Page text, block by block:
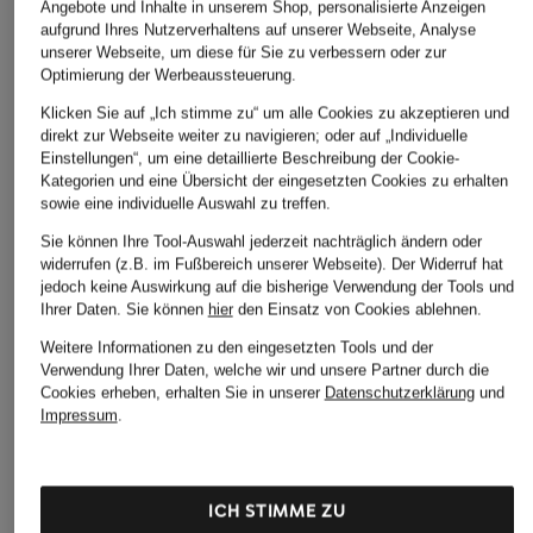
PLANET
CHF 119
CHF 159
Ursprünglich:CHF 179
CHAMONIX 3
CHF 85
Weitere Kategorien
Abendkleider
Anzüge für Herren
Bikinis für Damen
Kleider
Lederjacken für Damen
Leinenhosen für Herren
Angebote und Inhalte in unserem Shop, personalisierte Anzeigen
aufgrund Ihres Nutzerverhaltens auf unserer Webseite, Analyse
unserer Webseite, um diese für Sie zu verbessern oder zur
Optimierung der Werbeaussteuerung.
Klicken Sie auf „Ich stimme zu“ um alle Cookies zu akzeptieren und
direkt zur Webseite weiter zu navigieren; oder auf „Individuelle
Einstellungen“, um eine detaillierte Beschreibung der Cookie-
Kategorien und eine Übersicht der eingesetzten Cookies zu erhalten
sowie eine individuelle Auswahl zu treffen.
Sie können Ihre Tool-Auswahl jederzeit nachträglich ändern oder
widerrufen (z.B. im Fußbereich unserer Webseite). Der Widerruf hat
jedoch keine Auswirkung auf die bisherige Verwendung der Tools und
Ihrer Daten. Sie können hierden Einsatz von Cookies ablehnen.
Weitere Informationen zu den eingesetzten Tools und der
Verwendung Ihrer Daten, welche wir und unsere Partner durch die
Cookies erheben, erhalten Sie in unserer Datenschutzerklärungund
Impressum.
ICH STIMME ZU